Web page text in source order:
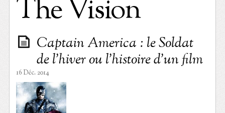
The Vision
Captain America : le Soldat
de l’hiver ou l’histoire d’un film
16 Déc. 2014